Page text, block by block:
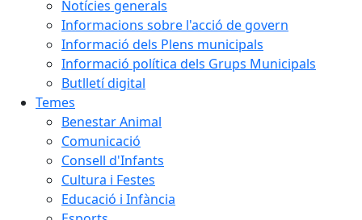
Notícies generals
Informacions sobre l'acció de govern
Informació dels Plens municipals
Informació política dels Grups Municipals
Butlletí digital
Temes
Benestar Animal
Comunicació
Consell d'Infants
Cultura i Festes
Educació i Infància